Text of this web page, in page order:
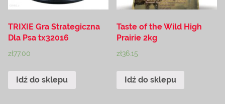
TRIXIE Gra Strategiczna
Dla Psa tx32016
zł77.00
Idź do sklepu
Taste of the Wild High
Prairie 2kg
zł36.15
Idź do sklepu